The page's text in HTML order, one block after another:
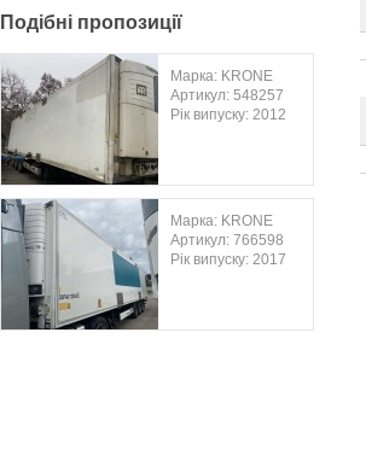
Подібні пропозиції
Марка: KRONE
Артикул: 548257
Рік випуску: 2012
Марка: KRONE
Артикул: 766598
Рік випуску: 2017